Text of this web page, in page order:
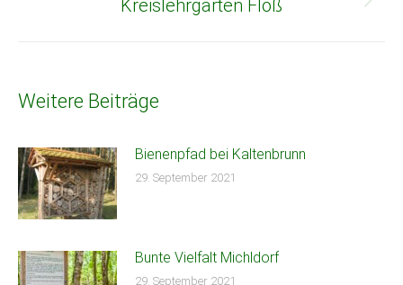
Nächster
Kreislehrgarten Floß
Weitere Beiträge
Bienenpfad bei Kaltenbrunn
29. September 2021
Bunte Vielfalt Michldorf
29. September 2021